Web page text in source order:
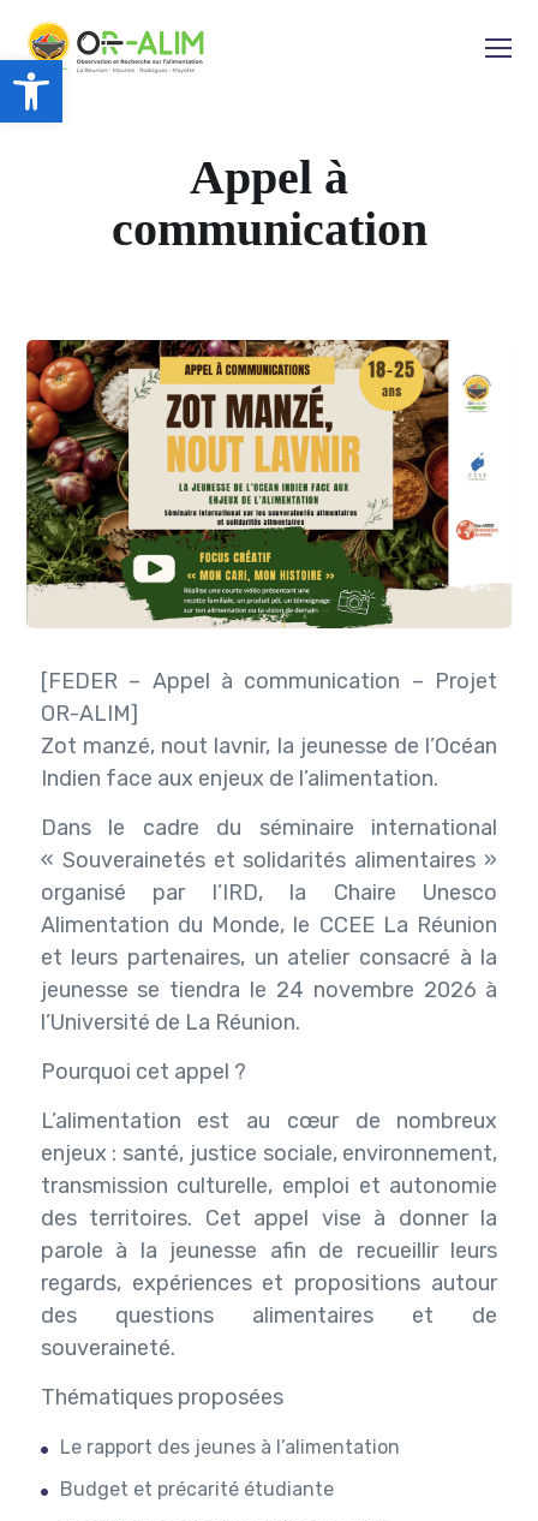
Ouvrir la barre d’outils
Appel à
communication
[FEDER – Appel à communication – Projet
OR-ALIM]
Zot manzé, nout lavnir, la jeunesse de l’Océan
Indien face aux enjeux de l’alimentation.
Dans le cadre du séminaire international
« Souverainetés et solidarités alimentaires »
organisé par l’IRD, la Chaire Unesco
Alimentation du Monde, le CCEE La Réunion
et leurs partenaires, un atelier consacré à la
jeunesse se tiendra le 24 novembre 2026 à
l’Université de La Réunion.
Pourquoi cet appel ?
L’alimentation est au cœur de nombreux
enjeux : santé, justice sociale, environnement,
transmission culturelle, emploi et autonomie
des territoires. Cet appel vise à donner la
parole à la jeunesse afin de recueillir leurs
regards, expériences et propositions autour
des questions alimentaires et de
souveraineté.
Thématiques proposées
Le rapport des jeunes à l’alimentation
Budget et précarité étudiante